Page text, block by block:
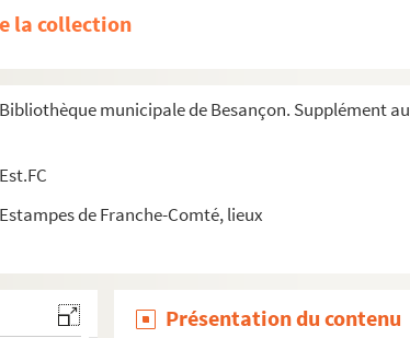
la collection
Bibliothèque municipale de Besançon. Supplément au
Est.FC
Estampes de Franche-Comté, lieux
: Jura
: Jura
: Jura
de l'Avent de 1866 prêchée par le P. Alexis
Présentation du contenu